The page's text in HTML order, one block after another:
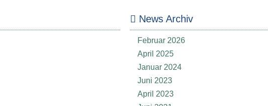
News Archiv
Februar 2026
April 2025
Januar 2024
Juni 2023
April 2023